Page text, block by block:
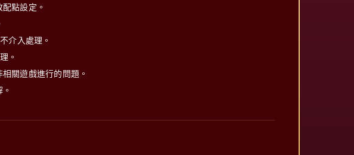
點設定。
介入處理。
。
關遊戲進行的問題。